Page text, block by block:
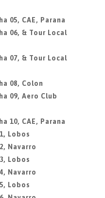
05, CAE, Parana
06, & Tour Local
07, & Tour Local
08, Colon
09, Aero Club
10, CAE, Parana
Lobos
Navarro
Lobos
Navarro
Lobos